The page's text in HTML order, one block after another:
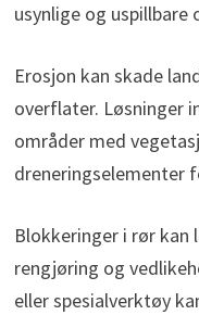
usynlige og uspillbare
Erosjon kan skade
overflater. Løsninger
områder med
dreneringselementer
Blokkeringer i rør kan
rengjøring og
eller spesialverktøy